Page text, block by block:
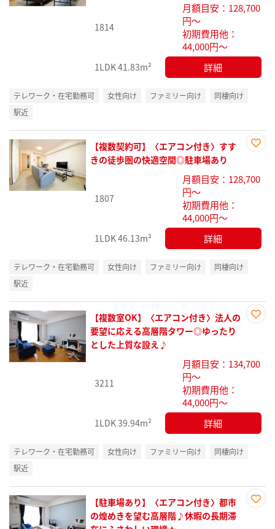
録
1814
月額目安：128,700
円～
初期費用他：
44,000円～
1LDK41.83m² 詳細
テレワーク・在宅勤務可 女性向け ファミリー向け
同棲向け
駅近
り登
【複数契約可】〈エアコン付き〉すす
きの徒歩圏の快適空間◎駐車場あり
1807
月額目安：128,700
円～
初期費用他：
44,000円～
1LDK46.13m² 詳細
テレワーク・在宅勤務可 女性向け ファミリー向け
同棲向け
駅近
録
【複数室OK】〈エアコン付き〉法人の
要望に応える高層階タワー◎ゆったり
とした上質な設え♪
3211
月額目安：134,700
円～
初期費用他：
44,000円～
1LDK39.94m² 詳細
テレワーク・在宅勤務可 女性向け ファミリー向け
同棲向け
駅近
【駐車場あり】〈エアコン付き〉都市
の煌めきを望む高層階♪休暇の長期滞